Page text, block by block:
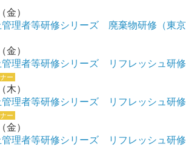
金）
管理者等研修シリーズ 廃棄物研修（東京
金）
管理者等研修シリーズ リフレッシュ研修
ー
木）
管理者等研修シリーズ リフレッシュ研修
ー
金）
管理者等研修シリーズ リフレッシュ研修